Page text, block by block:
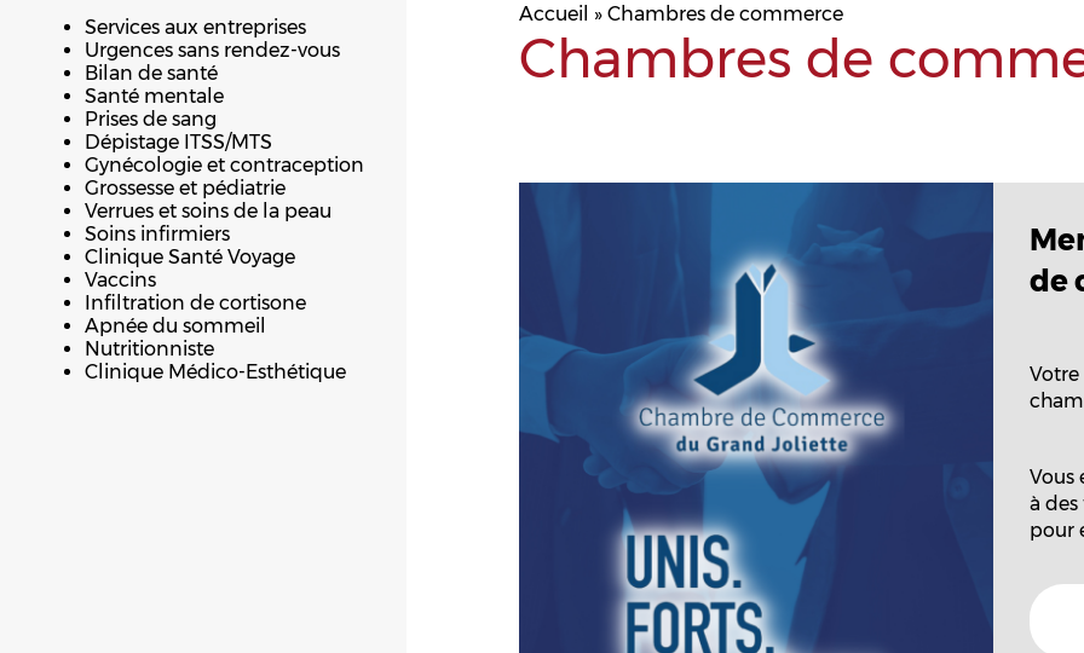
Services aux entreprises
Urgences sans rendez-vous
Bilan de santé
Santé mentale
Prises de sang
Dépistage ITSS/MTS
Gynécologie et contraception
Grossesse et pédiatrie
Verrues et soins de la peau
Soins infirmiers
Clinique Santé Voyage
Vaccins
Infiltration de cortisone
Apnée du sommeil
Nutritionniste
Clinique Médico-Esthétique
Accueil »Chambres de commerce
Chambres de
de
Vous
à
pour